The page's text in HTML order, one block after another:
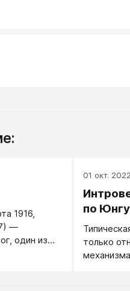
1916,
—
один из
01 окт.
по Юнгу
только